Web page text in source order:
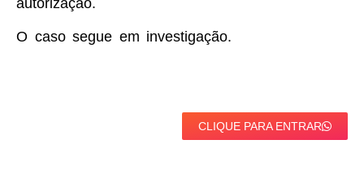
O caso segue em investigação.
CLIQUE PARA ENTRAR